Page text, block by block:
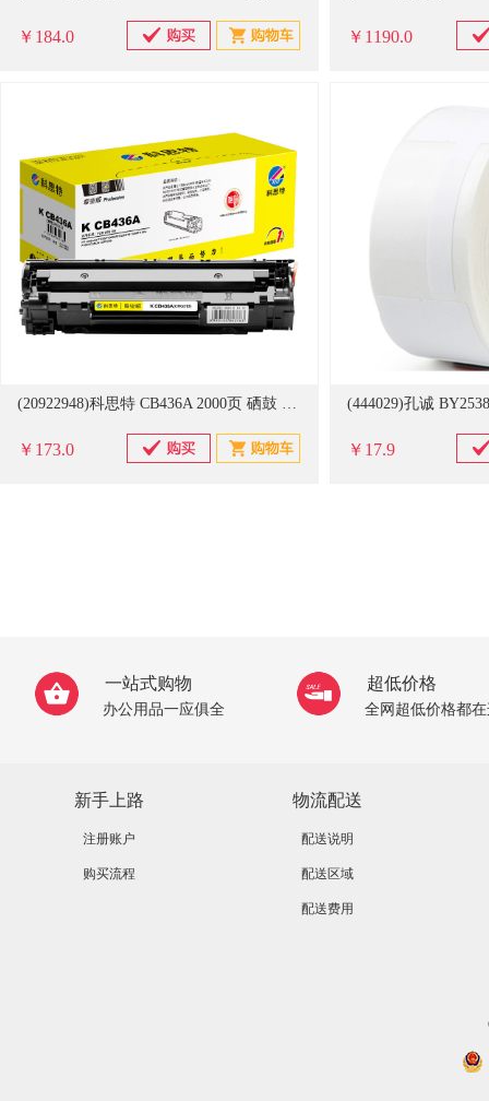
￥184.0 ￥1190.0
(20922948)科思特 CB436A 2000页 硒鼓 黑色(单位：个)
￥173.0 ￥17.9
一站式购物
办公用品一应俱全
超低价格
全网超低价格都
新手上路
注册账户
购买流程
物流配送
配送说明
配送区域
配送费用